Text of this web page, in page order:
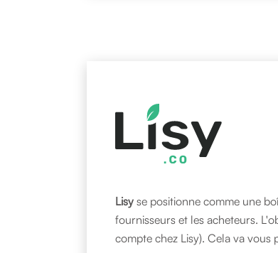
Lisy se positionne comme une
fournisseurs et les acheteurs.
compte chez Lisy). Cela va vous